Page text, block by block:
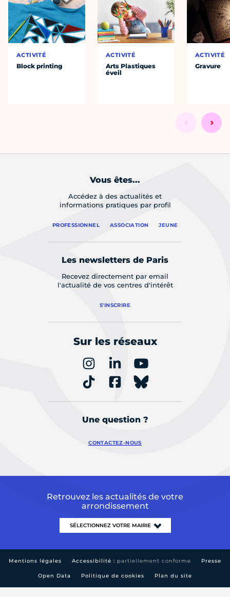
ACTIVITÉ
Block printing
ACTIVITÉ
Arts Plastiques
éveil
ACTIVITÉ
Gravure
Vous êtes...
Accédez à des actualités et
informations pratiques par profil
PROFESSIONNEL ASSOCIATION JEUNE
Les newsletters de Paris
Recevez directement par email
l'actualité de vos centres d'intérêt
S'INSCRIRE
Sur les réseaux
Une question ?
CONTACTEZ-NOUS
Retrouvez les actualités de votre
arrondissement
Mentions légales Accessibilité : partiellement conforme Presse
Open Data Politique de cookies Plan du site